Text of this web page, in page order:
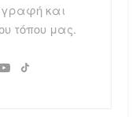
και
τόπου μας.